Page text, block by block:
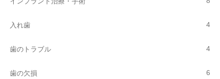
入れ歯 4
歯のトラブル 4
歯の欠損 6